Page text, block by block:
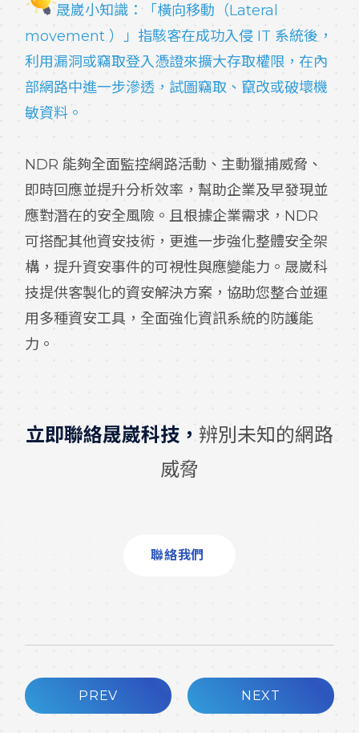
晟崴小知識：「橫向移動（Lateral
movement ）」指駭客在成功入侵 IT 系統後，
利用漏洞或竊取登入憑證來擴大存取權限，在內
部網路中進一步滲透，試圖竊取、竄改或破壞機
敏資料。
NDR 能夠全面監控網路活動、主動獵捕威脅、
即時回應並提升分析效率，幫助企業及早發現並
應對潛在的安全風險。且根據企業需求，NDR
可搭配其他資安技術，更進一步強化整體安全架
構，提升資安事件的可視性與應變能力。晟崴科
技提供客製化的資安解決方案，協助您整合並運
用多種資安工具，全面強化資訊系統的防護能
力。
立即聯絡晟崴科技， 辨別未知的網路
威脅
聯絡我們
PREV NEXT